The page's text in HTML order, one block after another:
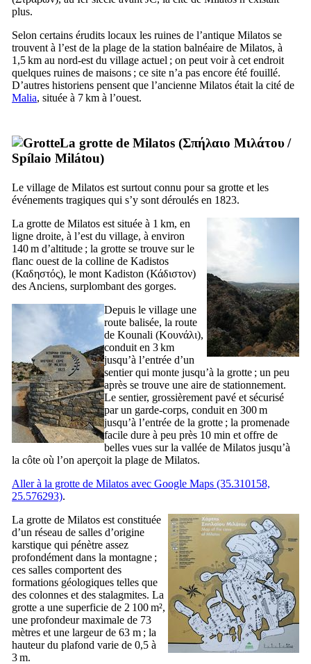
plus.
Selon certains érudits locaux les ruines de l’antique Milatos se
trouvent à l’est de la plage de la station balnéaire de Milatos, à
1,5 km au nord-est du village actuel ; on peut voir à cet endroit
quelques ruines de maisons ; ce site n’a pas encore été fouillé.
D’autres historiens pensent que l’ancienne Milatos était la cité de
Malia, située à 7 km à l’ouest.
La grotte de Milatos (Σπήλαιο Μιλάτου/
Spílaio Milátou)
Le village de Milatos est surtout connu pour sa grotte et les
événements tragiques qui s’y sont déroulés en 1823.
La grotte de Milatos est située à 1 km, en
ligne droite, à l’est du village, à environ
140 m d’altitude ; la grotte se trouve sur le
flanc ouest de la colline de Kadistos
(Καδηστός), le mont Kadiston (Κάδιστον)
des Anciens, surplombant des gorges.
Depuis le village une
route balisée, la route
de Kounali (Κουνάλι),
conduit en 3 km
jusqu’à l’entrée d’un
sentier qui monte jusqu’à la grotte ; un peu
après se trouve une aire de stationnement.
Le sentier, grossièrement pavé et sécurisé
par un garde-corps, conduit en 300 m
jusqu’à l’entrée de la grotte ; la promenade
facile dure à peu près 10 min et offre de
belles vues sur la vallée de Milatos jusqu’à
la côte où l’on aperçoit la plage de Milatos.
Aller à la grotte de Milatos avec Google Maps (35.310158,
25.576293).
La grotte de Milatos est constituée
d’un réseau de salles d’origine
karstique qui pénètre assez
profondément dans la montagne ;
ces salles comportent des
formations géologiques telles que
des colonnes et des stalagmites. La
grotte a une superficie de 2 100 m²,
une profondeur maximale de 73
mètres et une largeur de 63 m ; la
hauteur du plafond varie de 0,5 à
3 m.